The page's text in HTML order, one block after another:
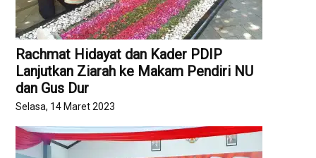
Rachmat Hidayat dan Kader PDIP
Lanjutkan Ziarah ke Makam Pendiri NU
dan Gus Dur
Selasa, 14 Maret 2023